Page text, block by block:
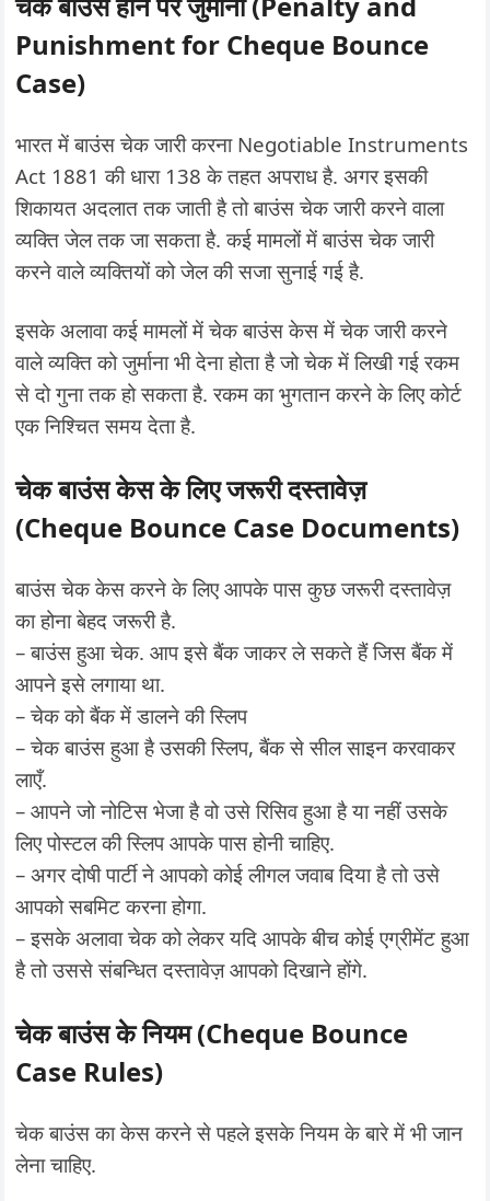
Punishment for Cheque Bounce
Case)
भारत में बाउंस चेक जारी करना Negotiable Instruments
Act 1881 की धारा 138 के तहत अपराध है. अगर इसकी
शिकायत अदलात तक जाती है तो बाउंस चेक जारी करने वाला
व्यक्ति जेल तक जा सकता है. कई मामलों में बाउंस चेक जारी
करने वाले व्यक्तियों को जेल की सजा सुनाई गई है.
इसके अलावा कई मामलों में चेक बाउंस केस में चेक जारी करने
वाले व्यक्ति को जुर्माना भी देना होता है जो चेक में लिखी गई रकम
से दो गुना तक हो सकता है. रकम का भुगतान करने के लिए कोर्ट
एक निश्चित समय देता है.
चेक बाउंस केस के लिए जरूरी दस्तावेज़
(Cheque Bounce Case Documents)
बाउंस चेक केस करने के लिए आपके पास कुछ जरूरी दस्तावेज़
का होना बेहद जरूरी है.
– बाउंस हुआ चेक. आप इसे बैंक जाकर ले सकते हैं जिस बैंक में
आपने इसे लगाया था.
– चेक को बैंक में डालने की स्लिप
– चेक बाउंस हुआ है उसकी स्लिप, बैंक से सील साइन करवाकर
लाएँ.
– आपने जो नोटिस भेजा है वो उसे रिसिव हुआ है या नहीं उसके
लिए पोस्टल की स्लिप आपके पास होनी चाहिए.
– अगर दोषी पार्टी ने आपको कोई लीगल जवाब दिया है तो उसे
आपको सबमिट करना होगा.
– इसके अलावा चेक को लेकर यदि आपके बीच कोई एग्रीमेंट हुआ
है तो उससे संबन्धित दस्तावेज़ आपको दिखाने होंगे.
चेक बाउंस के नियम (Cheque Bounce
Case Rules)
चेक बाउंस का केस करने से पहले इसके नियम के बारे में भी जान
लेना चाहिए.